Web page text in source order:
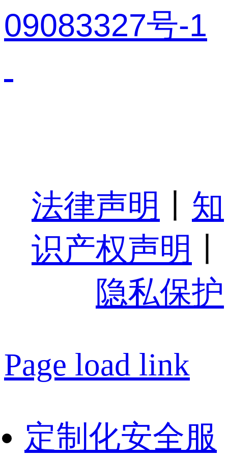
09083327号-1
法律声明
知
识产权声明
隐私保护
Page load link
定制化安全服